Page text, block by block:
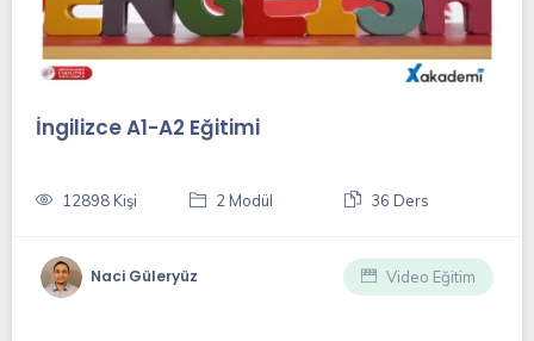
İngilizce A1-A2 Eğitimi
12898 Kişi 2 Modül 36 Ders
Naci Güleryüz Video Eğitim